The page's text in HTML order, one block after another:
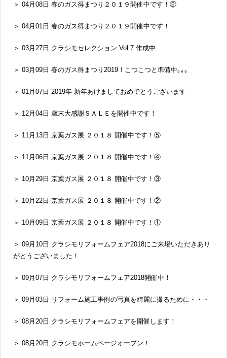
＞ 04月08日 春のガス得まつり２０１９開催中です！②
＞ 04月01日 春のガス得まつり２０１９開催中です！
＞ 03月27日 クラシモセレクション Vol.7 作成中
＞ 03月09日 春のガス得まつり2019！こつこつと準備中｡｡｡
＞ 01月07日 2019年 新年あけましておめでとうございます
＞ 12月04日 歳末大感謝ＳＡＬＥを開催中です！
＞ 11月13日 京葉ガス展 ２０１８ 開催中です！⑤
＞ 11月06日 京葉ガス展 ２０１８ 開催中です！④
＞ 10月29日 京葉ガス展 ２０１８ 開催中です！③
＞ 10月22日 京葉ガス展 ２０１８ 開催中です！②
＞ 10月09日 京葉ガス展 ２０１８ 開催中です！①
＞ 09月10日 クラシモリフォームフェア2018にご来場いただきあり
がとうございました！
＞ 09月07日 クラシモリフォームフェア2018開催中！
＞ 09月03日 リフォーム施工事例の写真を綺麗に撮るために・・・
＞ 08月20日 クラシモリフォームフェアを開催します！
＞ 08月20日 クラシモホームページオープン！